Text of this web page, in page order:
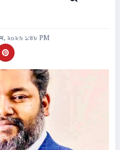
২০২৬ ১:৪৮ PM
on WhatsApp
Share on Pinterest